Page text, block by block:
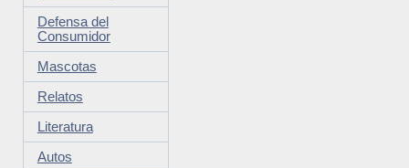
Defensa del
Consumidor
Mascotas
Relatos
Literatura
Autos